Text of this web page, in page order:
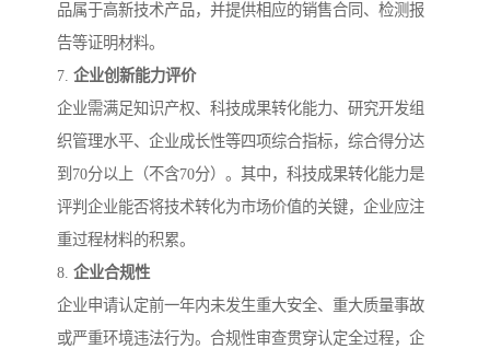
品属于高新技术产品，并提供相应的销售合同、检测报
告等证明材料。
7. 企业创新能力评价
企业需满足知识产权、科技成果转化能力、研究开发组
织管理水平、企业成长性等四项综合指标，综合得分达
到70分以上（不含70分）。其中，科技成果转化能力是
评判企业能否将技术转化为市场价值的关键，企业应注
重过程材料的积累。
8. 企业合规性
企业申请认定前一年内未发生重大安全、重大质量事故
或严重环境违法行为。合规性审查贯穿认定全过程，企